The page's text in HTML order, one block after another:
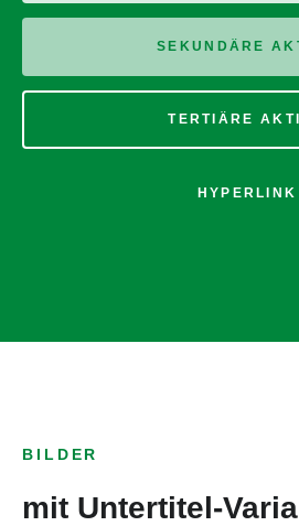
SEKUNDÄRE
TERTIÄRE
HYPERLINK
BILDER
mit Untertitel-